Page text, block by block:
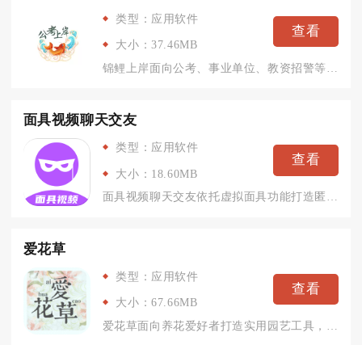
类型：应用软件
大小：37.46MB
查看
面具视频聊天交友
类型：应用软件
大小：18.60MB
查看
面具视频聊天交友依托虚拟面具功能打造匿名视频社交场景，面向想...
爱花草
类型：应用软件
大小：67.66MB
查看